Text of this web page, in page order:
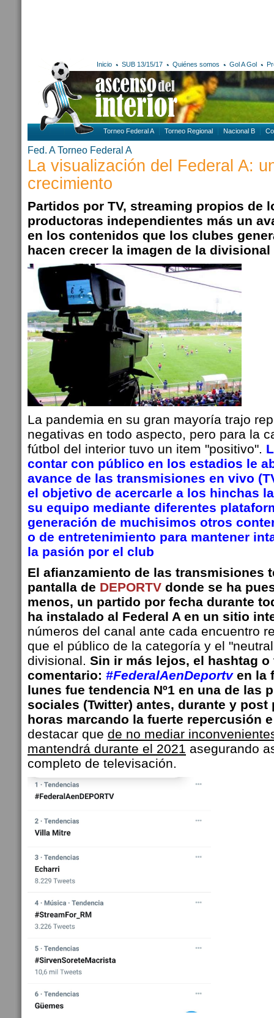
Inicio SUB 13/15/17 Quiénes somos Gol A Gol
Torneo Federal A Torneo Regional Nacional B
Fed. A Torneo Federal A
La visualización del Federal A:
crecimiento
Partidos por TV, streaming propios de
productoras independientes más un
en los contenidos que los clubes
hacen crecer la imagen de la divisional
La pandemia en su gran mayoría trajo
negativas en todo aspecto, pero para la
fútbol del interior tuvo un item "positivo".
contar con público en los estadios le
avance de las transmisiones en vivo
el objetivo de acercarle a los hinchas
su equipo mediante diferentes
generación de muchisimos otros
o de entretenimiento para mantener
la pasión por el club
El afianzamiento de las transmisiones
pantalla de DEPORTV donde se ha
menos, un partido por fecha durante
ha instalado al Federal A en un sitio
números del canal ante cada encuentro
que el público de la categoría y el
divisional. Sin ir más lejos, el hashtag
comentario: #FederalAenDeportven la
lunes fue tendencia Nº1 en una de las
sociales (Twitter) antes, durante y
horas marcando la fuerte repercusión
destacar que de no mediar
mantendrá durante el 2021 asegurando
completo de televisación.